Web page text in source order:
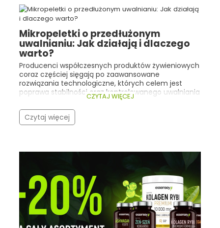
Mikropeletki o przedłużonym
uwalnianiu: Jak działają i dlaczego
warto?
Producenci współczesnych produktów żywieniowych
coraz częściej sięgają po zaawansowane
rozwiązania technologiczne, których celem jest
poprawa stabilności oraz kontrolowanego uwalniania
składników aktywnych. Dobrym przykładem są tu
mikropeletki o przedłużonym uwalnianiu .
Technologia ta znajduje zastosowanie m.in. w
żywności specjalnego przeznaczenia medycznego
związana z miejscem uwalniania tego składnika.
CZYTAJ WIĘCEJ
Czytaj więcej